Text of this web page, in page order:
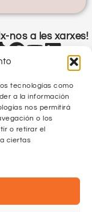
tecnologías como
a la información
nos permitirá
o los
o retirar el
ciertas
nos a les xarxes!